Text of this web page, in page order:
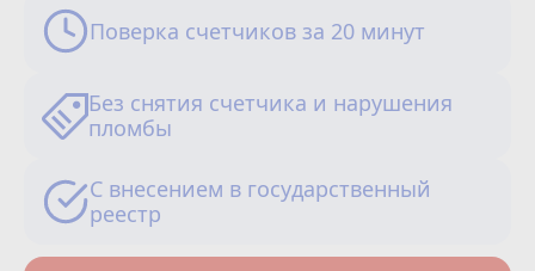
Вопрос-ответ
Сотрудничество
Полезное
Поверка счетчиков за 20 минут
Без снятия счетчика и нарушения
пломбы
С внесением в государственный
реестр